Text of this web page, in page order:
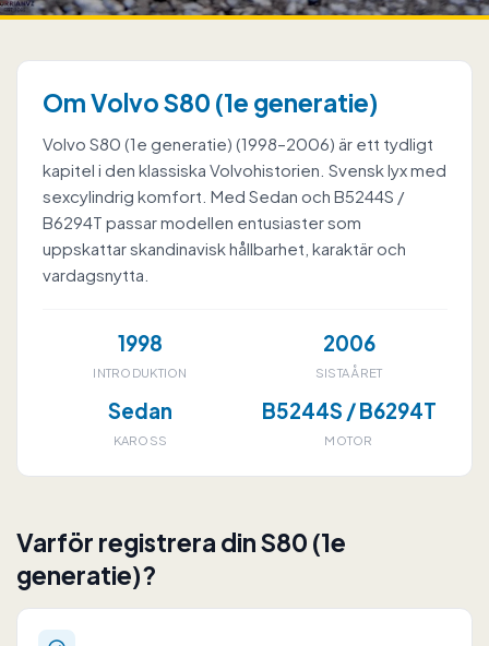
Om Volvo S80 (1e generatie)
Volvo S80 (1e generatie) (1998–2006) är ett tydligt
kapitel i den klassiska Volvohistorien. Svensk lyx med
sexcylindrig komfort. Med Sedan och B5244S /
B6294T passar modellen entusiaster som
uppskattar skandinavisk hållbarhet, karaktär och
vardagsnytta.
1998
INTRODUKTION
2006
SISTA ÅRET
Sedan
KAROSS
B5244S / B6294T
MOTOR
Varför registrera din S80 (1e
generatie)?